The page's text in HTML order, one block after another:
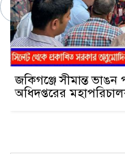
জকিগঞ্জে সীমান্ত
অধিদপ্তরের